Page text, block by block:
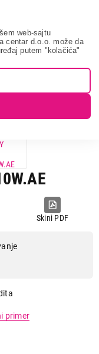
web-sajtu
centar d.o.o. može da
putem "kolačića"
slušalice
Sony
Skini PDF
primer